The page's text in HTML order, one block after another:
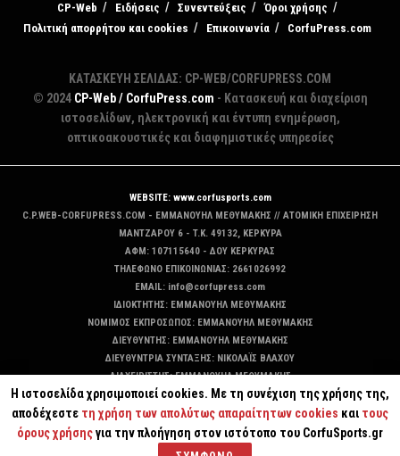
CP-Web Ειδήσεις Συνεντεύξεις
Όροι χρήσης
Πολιτική απορρήτου και cookies
Επικοινωνία CorfuPress.com
ΚΑΤΑΣΚΕΥΗ ΣΕΛΙΔΑΣ: CP-WEB/CORFUPRESS.COM
© 2024 CP-Web / CorfuPress.com - Κατασκευή και διαχείριση
ιστοσελίδων, ηλεκτρονική και έντυπη ενημέρωση,
οπτικοακουστικές και διαφημιστικές υπηρεσίες
WEBSITE: www.corfusports.com
C.P.WEB-CORFUPRESS.COM - ΕΜΜΑΝΟΥΗΛ ΜΕΘΥΜΑΚΗΣ // ΑΤΟΜΙΚΗ ΕΠΙΧΕΙΡΗΣΗ
MANTZAΡΟΥ 6 - T.K. 49132, ΚΕΡΚΥΡΑ
ΑΦΜ: 107115640 - ΔΟΥ ΚΕΡΚΥΡΑΣ
ΤΗΛΕΦΩΝΟ ΕΠΙΚΟΙΝΩΝΙΑΣ: 2661026992
EMAIL: info@corfupress.com
ΙΔΙΟΚΤΗΤΗΣ: EMMANOYΗΛ ΜΕΘΥΜΑΚΗΣ
ΝΟΜΙΜΟΣ ΕΚΠΡΟΣΩΠΟΣ: EMMANOYΗΛ ΜΕΘΥΜΑΚΗΣ
ΔΙΕΥΘΥΝΤΗΣ: EMMANOYΗΛ ΜΕΘΥΜΑΚΗΣ
ΔΙΕΥΘΥΝΤΡΙΑ ΣΥΝΤΑΞΗΣ: ΝΙΚΟΛΑΪΣ ΒΛΑΧΟΥ
ΔΙΑΧΕΙΡΙΣΤΗΣ: EMMANOYΗΛ ΜΕΘΥΜΑΚΗΣ
ΔΙΚΑΙΟΥΧΟΣ DOMAIN: ΕΜΜΑΝΟΥΗΛ ΜΕΘΥΜΑΚΗΣ
Η ιστοσελίδα χρησιμοποιεί cookies. Με τη συνέχιση της χρήσης της,
αποδέχεστε τη χρήση των απολύτως απαραίτητων cookies και τους
όρους χρήσηςγια την πλοήγηση στον ιστότοπο του CorfuSports.gr